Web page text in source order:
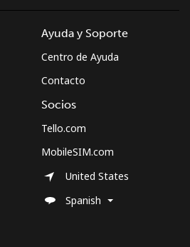
Ayuda y Soporte
Centro de Ayuda
Contacto
Socios
Tello.com
MobileSIM.com
United States
Spanish